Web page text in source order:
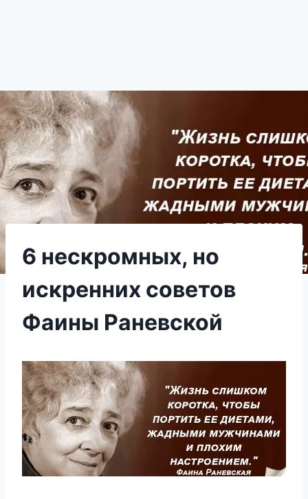
6 нескромных, но
искренних советов
Фаины Раневской